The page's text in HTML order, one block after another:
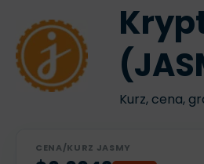
Kurz, cena,
CENA/KURZ JASMY